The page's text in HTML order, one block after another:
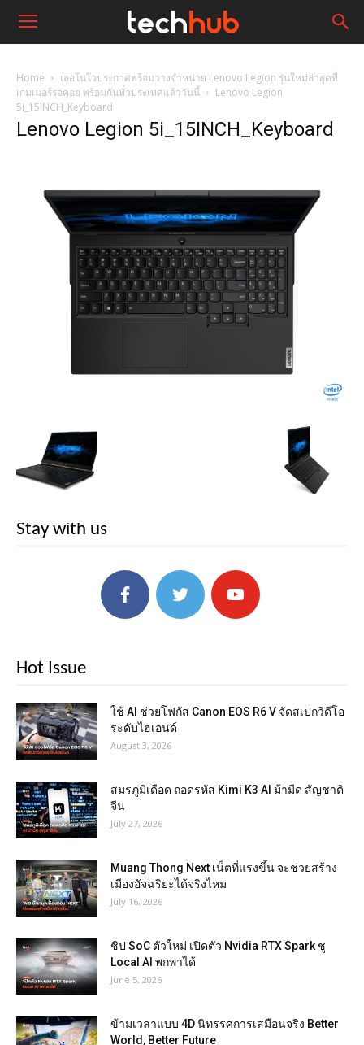
Home
เลอโนโวประกาศพร้อมวางจำหน่าย Lenovo Legion รุ่นใหม่ล่าสุดที่
เกมเมอร์รอคอย พร้อมกันทั่วประเทศแล้ววันนี้
Lenovo Legion
5i_15INCH_Keyboard
Lenovo Legion 5i_15INCH_Keyboard
Stay with us
Hot Issue
ใช้ AI ช่วยโฟกัส Canon EOS R6 V จัดสเปกวิดีโอ
ระดับไฮเอนด์
August 3, 2026
สมรภูมิเดือด ถอดรหัส Kimi K3 AI ม้ามืด สัญชาติ
จีน
July 27, 2026
Muang Thong Next เน็ตที่แรงขึ้น จะช่วยสร้าง
เมืองอัจฉริยะได้จริงไหม
July 16, 2026
ชิป SoC ตัวใหม่ เปิดตัว Nvidia RTX Spark ชู
Local AI พกพาได้
June 5, 2026
ข้ามเวลาแบบ 4D นิทรรศการเสมือนจริง Better
World, Better Future